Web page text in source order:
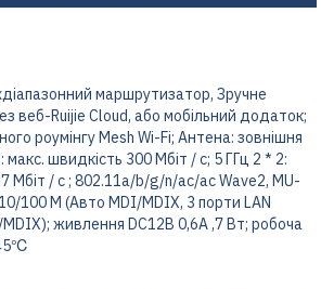
маршрутизатор, Зручне
веб-Ruijie Cloud, або мобільний додаток;
роумінгу Mesh Wi-Fi; Антена: зовнішня
макс. швидкість 300 Мбіт / с; 5 ГГц 2 * 2:
Мбіт / с ; 802.11a/b/g/n/ac/ac Wave2, MU-
100 М (Авто MDI/MDIX, 3 порти LAN
живлення DC12В 0,6A ,7 Вт; робоча